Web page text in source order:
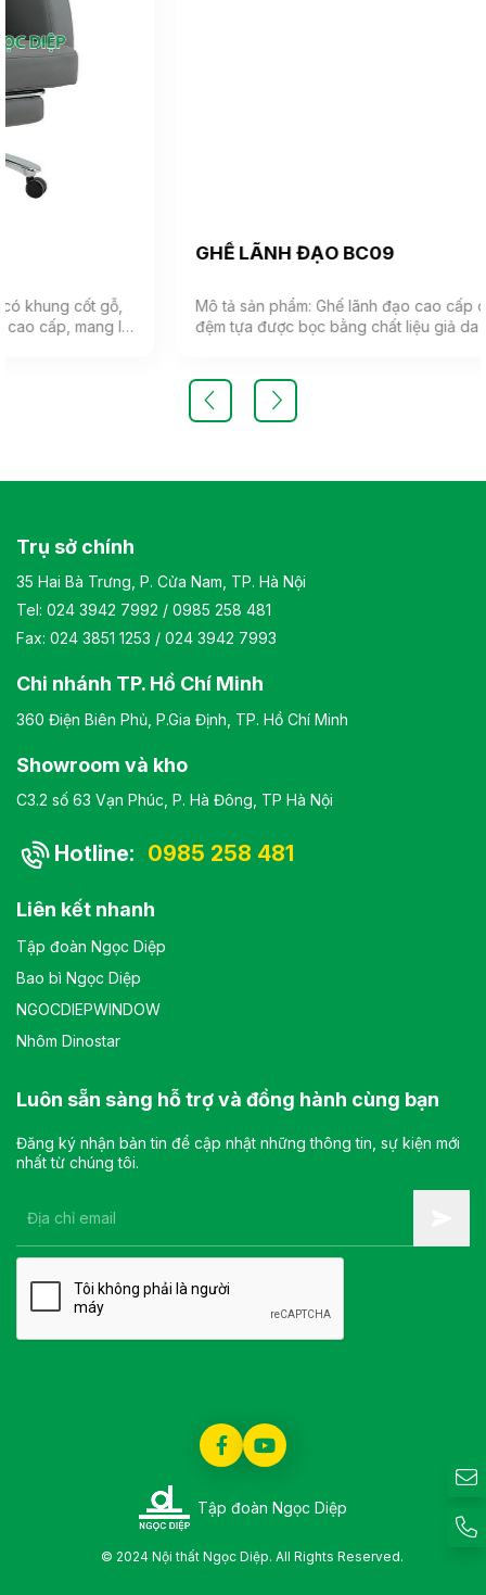
GHẾ LÃNH ĐẠO BC09
Mô tả sản phẩm: Ghế lãnh đạo cao cấp có khung cốt gỗ,
đệm tựa được bọc bằng chất liệu giả da cao cấp, mang lại
bảo tính bền vững và thẩm mỹ.( Sản phẩm nhập khẩu )
Màu sắc: Tùy chọn Chất liệu: Ghế lãnh đạo cao cấp có
Trụ sở chính
35 Hai Bà Trưng, P. Cửa Nam, TP. Hà Nội
Tel: 024 3942 7992 / 0985 258 481
Fax: 024 3851 1253 / 024 3942 7993
Chi nhánh TP. Hồ Chí Minh
360 Điện Biên Phủ, P.Gia Định, TP. Hồ Chí Minh
Showroom và kho
C3.2 số 63 Vạn Phúc, P. Hà Đông, TP Hà Nội
Hotline: 0985 258 481
Liên kết nhanh
Tập đoàn Ngọc Diệp
Bao bì Ngọc Diệp
NGOCDIEPWINDOW
Nhôm Dinostar
Luôn sẵn sàng hỗ trợ và đồng hành cùng bạn
Đăng ký nhận bản tin để cập nhật những thông tin, sự kiện mới
nhất từ chúng tôi.
Tập đoàn Ngọc Diệp
© 2024 Nội thất Ngọc Diệp. All Rights Reserved.